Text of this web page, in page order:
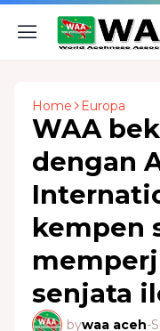
Home Europa
WAA
dengan
kempen
senjata
bywaa aceh-